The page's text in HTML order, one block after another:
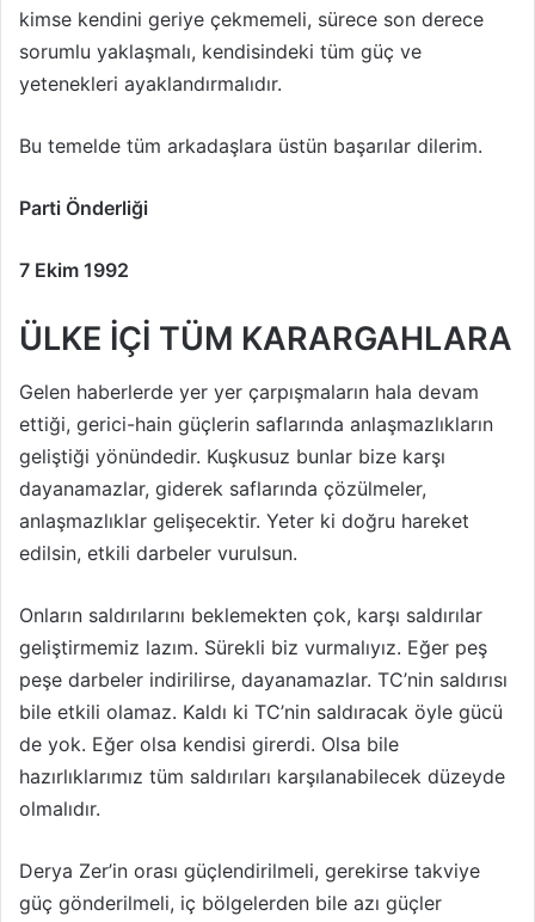
kimse kendini geriye çekmemeli, sürece son derece
sorumlu yaklaşmalı, kendisindeki tüm güç ve
yetenekleri ayaklandırmalıdır.
Bu temelde tüm arkadaşlara üstün başarılar dilerim.
Parti Önderliği
7 Ekim 1992
ÜLKE İÇİ TÜM KARARGAHLARA
Gelen haberlerde yer yer çarpışmaların hala devam
ettiği, gerici-hain güçlerin saflarında anlaşmazlıkların
geliştiği yönündedir. Kuşkusuz bunlar bize karşı
dayanamazlar, giderek saflarında çözülmeler,
anlaşmazlıklar gelişecektir. Yeter ki doğru hareket
edilsin, etkili darbeler vurulsun.
Onların saldırılarını beklemekten çok, karşı saldırılar
geliştirmemiz lazım. Sürekli biz vurmalıyız. Eğer peş
peşe darbeler indirilirse, dayanamazlar. TC’nin saldırısı
bile etkili olamaz. Kaldı ki TC’nin saldıracak öyle gücü
de yok. Eğer olsa kendisi girerdi. Olsa bile
hazırlıklarımız tüm saldırıları karşılanabilecek düzeyde
olmalıdır.
Derya Zer’in orası güçlendirilmeli, gerekirse takviye
güç gönderilmeli, iç bölgelerden bile azı güçler